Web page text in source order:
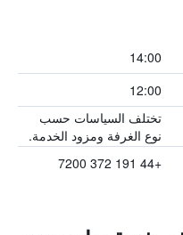
14:00
12:00
تختلف السياسات حسب
نوع الغرفة ومزود الخدمة.
+44 191 372 7200